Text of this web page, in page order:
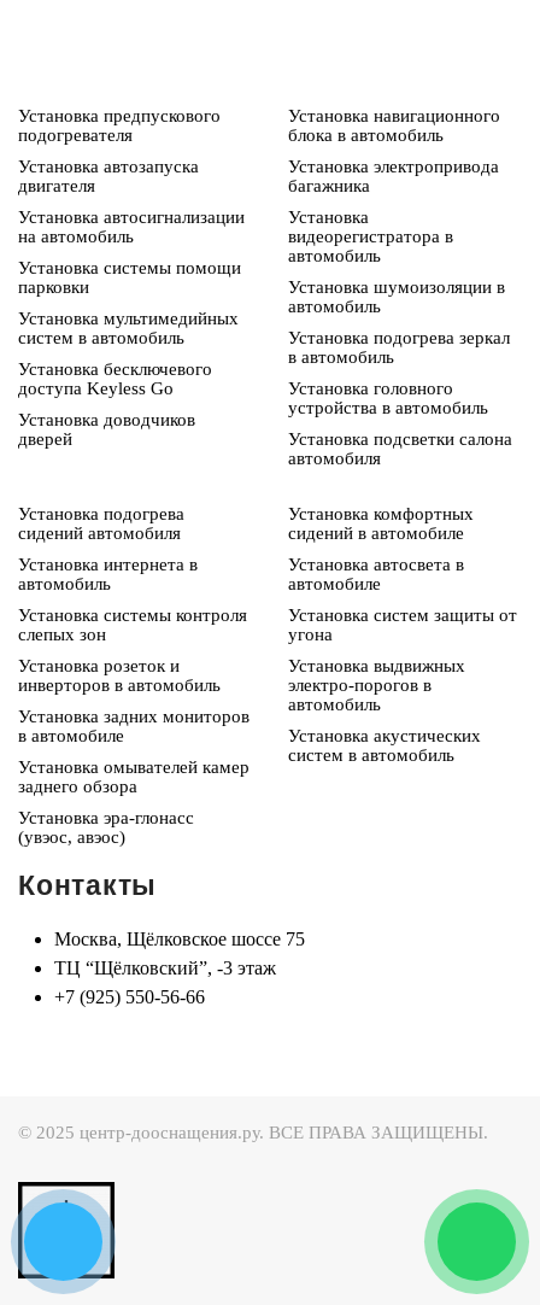
Установка предпускового
подогревателя
Установка автозапуска
двигателя
Установка автосигнализации
на автомобиль
Установка системы помощи
парковки
Установка мультимедийных
систем в автомобиль
Установка бесключевого
доступа Keyless Go
Установка доводчиков
дверей
Установка навигационного
блока в автомобиль
Установка электропривода
багажника
Установка
видеорегистратора в
автомобиль
Установка шумоизоляции в
автомобиль
Установка подогрева зеркал
в автомобиль
Установка головного
устройства в автомобиль
Установка подсветки салона
автомобиля
Установка подогрева
сидений автомобиля
Установка интернета в
автомобиль
Установка системы контроля
слепых зон
Установка розеток и
инверторов в автомобиль
Установка задних мониторов
в автомобиле
Установка омывателей камер
заднего обзора
Установка эра-глонасс
(увэос, авэос)
Установка комфортных
сидений в автомобиле
Установка автосвета в
автомобиле
Установка систем защиты от
угона
Установка выдвижных
электро-порогов в
автомобиль
Установка акустических
систем в автомобиль
Контакты
Москва, Щёлковское шоссе 75
ТЦ “Щёлковский”, -3 этаж
+7 (925) 550-56-66
© 2025 центр-дооснащения.ру. ВСЕ ПРАВА ЗАЩИЩЕНЫ.